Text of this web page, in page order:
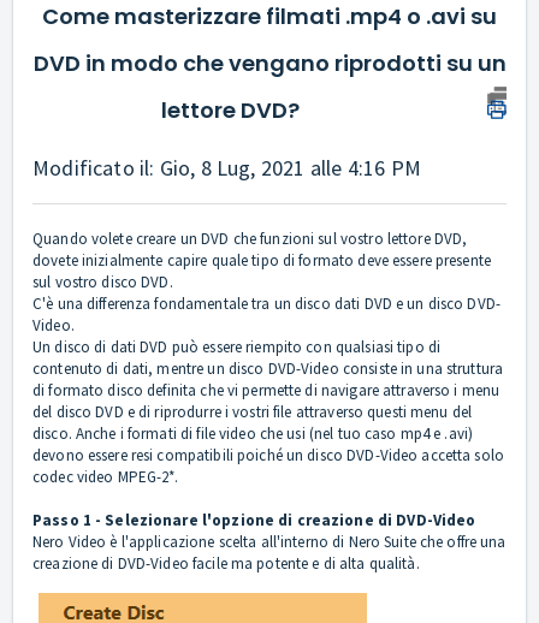
Come masterizzare filmati .mp4 o .avi su
DVD in modo che vengano riprodotti su un
lettore DVD?
Modificato il: Gio, 8 Lug, 2021 alle 4:16 PM
Quando volete creare un DVD che funzioni sul vostro lettore DVD,
dovete inizialmente capire quale tipo di formato deve essere presente
sul vostro disco DVD.
C'è una differenza fondamentale tra un disco dati DVD e un disco DVD-
Video.
Un disco di dati DVD può essere riempito con qualsiasi tipo di
contenuto di dati, mentre un disco DVD-Video consiste in una struttura
di formato disco definita che vi permette di navigare attraverso i menu
del disco DVD e di riprodurre i vostri file attraverso questi menu del
disco. Anche i formati di file video che usi (nel tuo caso mp4 e .avi)
devono essere resi compatibili poiché un disco DVD-Video accetta solo
codec video MPEG-2*.
Passo 1 - Selezionare l'opzione di creazione di DVD-Video
Nero Video è l'applicazione scelta all'interno di Nero Suite che offre una
creazione di DVD-Video facile ma potente e di alta qualità.